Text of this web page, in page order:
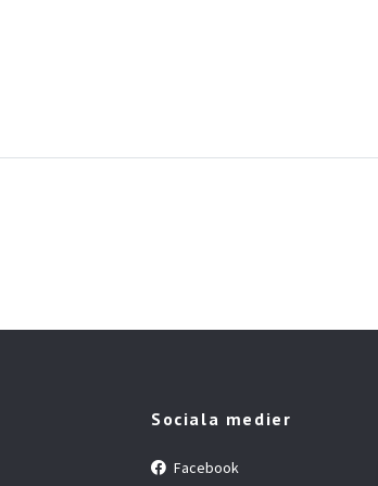
Sociala medier
Facebook